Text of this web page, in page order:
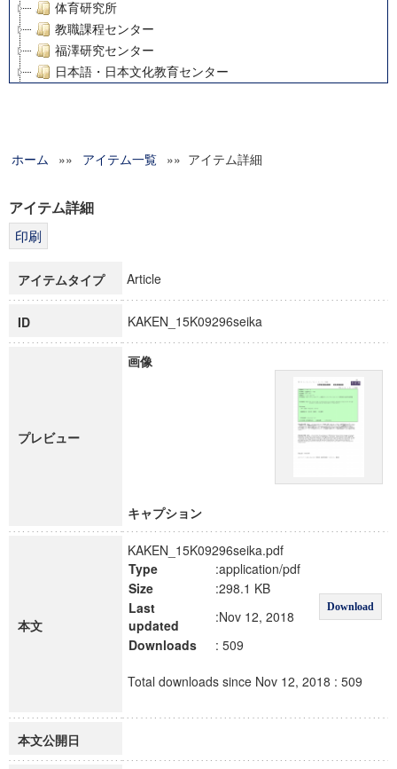
体育研究所
教職課程センター
福澤研究センター
日本語・日本文化教育センター
グローバルリサーチインスティテュート
科学研究費補助金研究成果報告書
博士課程教育リーディングプログラム「超成熟社会発展のサ
ホーム »» アイテム一覧 »» アイテム詳細
アイテム詳細
アイテムタイプ Article
ID KAKEN_15K09296seika
プレビュー
画像
キャプション
本文
KAKEN_15K09296seika.pdf
Type
:application/pdf
Download
Size
:298.1 KB
Last
updated
:Nov 12, 2018
Downloads
: 509
Total downloads since Nov 12, 2018 : 509
本文公開日